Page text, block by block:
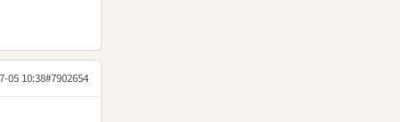
05 10:38#7902654